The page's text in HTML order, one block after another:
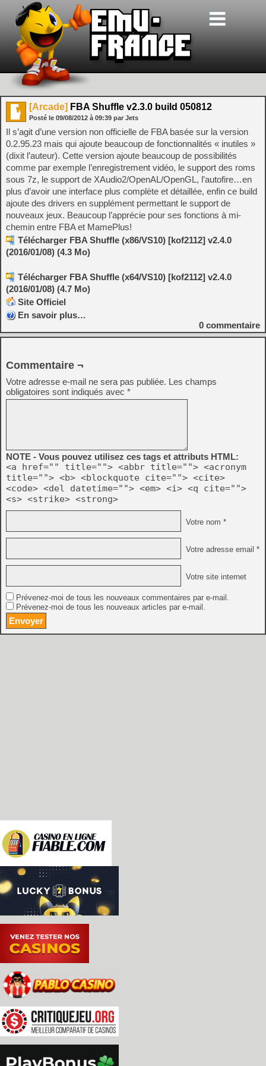
[Arcade] FBA Shuffle v2.3.0 build 050812
Posté le 09/08/2012 à 09:39 par Jets
Il s’agit d’une version non officielle de FBA basée sur la version
0.2.95.23 mais qui ajoute beaucoup de fonctionnalités « inutiles »
(dixit l’auteur). Cette version ajoute beaucoup de possibilités
comme par exemple l’enregistrement vidéo, le support des roms
sous 7z, le support de XAudio2/OpenAL/OpenGL, l’autofire…en
plus d’avoir une interface plus complète et détaillée, enfin ce build
ajoute des drivers en supplément permettant le support de
nouveaux jeux. Beaucoup l’apprécie pour ses fonctions à mi-
chemin entre FBA et MamePlus!
Télécharger FBA Shuffle (x86/VS10) [kof2112] v2.4.0
(2016/01/08) (4.3 Mo)
Télécharger FBA Shuffle (x64/VS10) [kof2112] v2.4.0
(2016/01/08) (4.7 Mo)
Site Officiel
En savoir plus…
0 commentaire
Commentaire ¬
Votre adresse e-mail ne sera pas publiée. Les champs
obligatoires sont indiqués avec *
NOTE - Vous pouvez utilisez ces tags et attributs HTML:
<a href="" title=""> <abbr title=""> <acronym
title=""> <b> <blockquote cite=""> <cite>
<code> <del datetime=""> <em> <i> <q cite="">
<s> <strike> <strong>
Votre nom *
Votre adresse email *
Votre site internet
Prévenez-moi de tous les nouveaux commentaires par e-mail.
Prévenez-moi de tous les nouveaux articles par e-mail.